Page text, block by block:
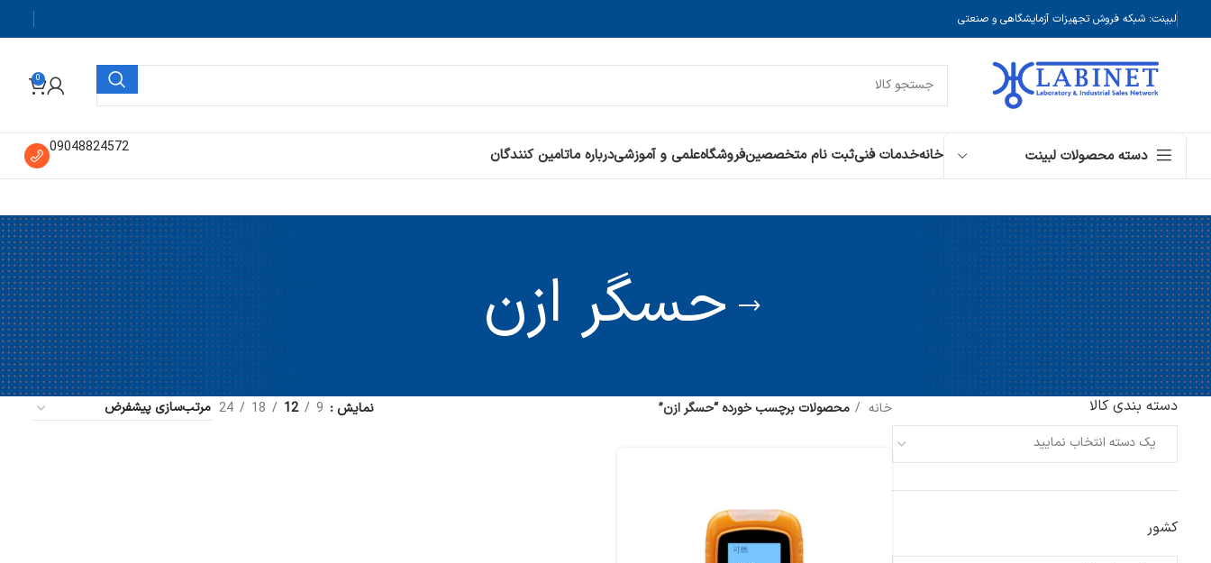
لبینت: شبکه فروش تجهیزات آزمایشگاهی و صنعتی
0
دسته محصولات لبینت خانهخدمات فنیثبت نام متخصصینفروشگاهعلمی و آموزشیدرباره ماتامین کنندگان 09048824572
حسگر ازن
دسته بندی کالا
یک دسته انتخاب نمایید
کشور
خانه محصولات برچسب خورده “حسگر ازن” نمایش 9
12
18
24